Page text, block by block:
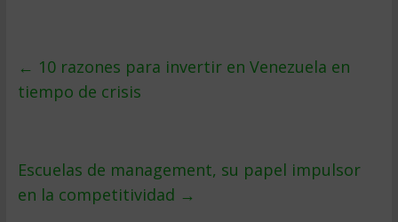
← 10 razones para invertir en Venezuela en
tiempo de crisis
Escuelas de management, su papel impulsor
en la competitividad →